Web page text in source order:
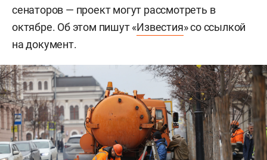
сенаторов — проект могут рассмотреть в
октябре. Об этом пишут «Известия» со ссылкой
на документ.